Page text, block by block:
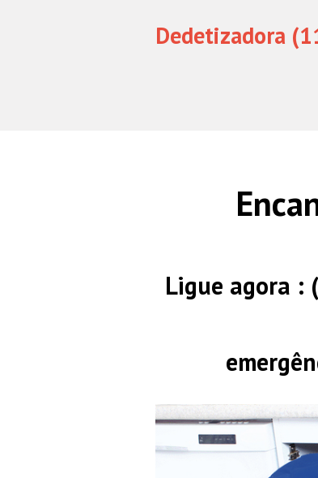
Dedetizadora
Ligue agora :